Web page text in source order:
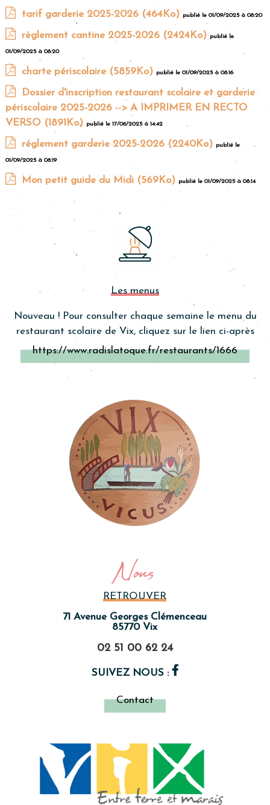
tarif garderie 2025-2026(464Ko) publié le 01/09/2025 à 08:20
règlement cantine 2025-2026(2424Ko) publié le
01/09/2025 à 08:20
charte périscolaire(5859Ko) publié le 01/09/2025 à 08:16
Dossier d'inscription restaurant scolaire et garderie
périscolaire 2025-2026 --> A IMPRIMER EN RECTO
VERSO(1891Ko) publié le 17/06/2025 à 14:42
réglement garderie 2025-2026(2240Ko) publié le
01/09/2025 à 08:19
Mon petit guide du Midi(569Ko) publié le 01/09/2025 à 08:14
Les menus
Nouveau ! Pour consulter chaque semaine le menu du
restaurant scolaire de Vix, cliquez sur le lien ci-après
https://www.radislatoque.fr/restaurants/1666
Nous
RETROUVER
71 Avenue Georges Clémenceau
85770 Vix
02 51 00 62 24
SUIVEZ NOUS :
Contact